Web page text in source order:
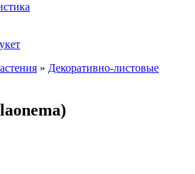
» Декоративно-листовые